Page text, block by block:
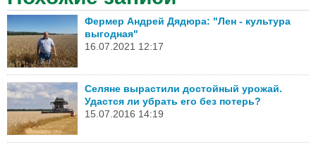
Фермер Андрей Дядюра: "Лен - культура
выгодная"
16.07.2021 12:17
Селяне вырастили достойный урожай.
Удастся ли убрать его без потерь?
15.07.2016 14:19